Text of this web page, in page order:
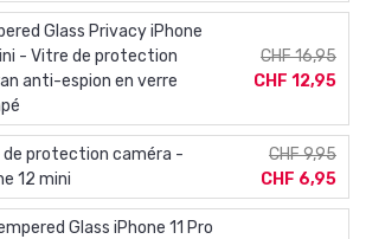
Glass Privacy iPhone
- Vitre de protection
anti-espion en verre
CHF 16,95
CHF 12,95
protection caméra -
12 mini
CHF 9,95
CHF 6,95
Glass iPhone 11 Pro